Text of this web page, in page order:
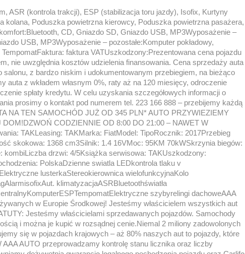
ASR (kontrola trakcji), ESP (stabilizacja toru jazdy), Isofix, Kurtyny
kolana, Poduszka powietrzna kierowcy, Poduszka powietrzna pasażera,
CD, Gniazdo SD, Gniazdo USB, MP3Wyposażenie –
USB, MP3Wyposażenie – pozostałe:Komputer pokładowy,
faktura VATUszkodzony:Prezentowana cena pojazdu
nie uwzględnia kosztów udzielenia finansowania. Cena sprzedaży auta
salonu, z bardzo niskim i udokumentowanym przebiegiem, na bieżąco
auta z wkładem własnym 0%, raty aż na 120 miesięcy, odroczenie
spłaty kredytu. W celu uzyskania szczegółowych informacji o
prosimy o kontakt pod numerem tel. 223 166 888 – przebijemy każdą
NA TEN SAMOCHÓD JUŻ OD 345 PLN* AUTO PRZYWIEZIEMY
CODZIENNIE OD 8:00 DO 21:00 – NAWET W
TAKLeasing: TAKMarka: FiatModel: TipoRocznik: 2017Przebieg
skokowa: 1368 cm3Silnik: 1.4 16VMoc: 95KM 70kWSkrzynia biegów:
kombiLiczba drzwi: 4/5Książka serwisowa: TAKUszkodzony:
PolskaDzienne swiatla LEDkontrola tlaku v
lusterkaStereokierownica wielofunkcyjnaKolo
klimatyzacjaASRBluetoothświatła
szybyrelingi dachoweAAA
w Europie Środkowej! Jesteśmy właścicielem wszystkich aut
Jesteśmy właścicielami sprzedawanych pojazdów. Samochody
i można je kupić w rozsądnej cenie.Niemal 2 miliony zadowolonych
się w pojazdach krajowych – aż 80% naszych aut to pojazdy, które
AAA AUTO przeprowadzamy kontrolę stanu licznika oraz liczby